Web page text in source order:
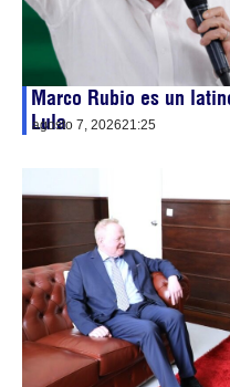
Marco Rubio es un
Lula
agosto 7, 202621:25